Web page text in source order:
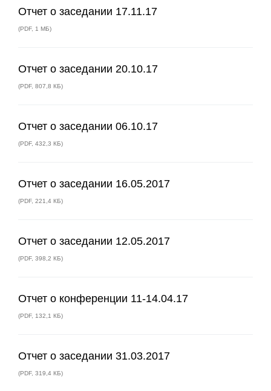
Отчет о заседании 17.11.17
(PDF, 1 МБ)
Отчет о заседании 20.10.17
(PDF, 807,8 КБ)
Отчет о заседании 06.10.17
(PDF, 432,3 КБ)
Отчет о заседании 16.05.2017
(PDF, 221,4 КБ)
Отчет о заседании 12.05.2017
(PDF, 398,2 КБ)
Отчет о конференции 11-14.04.17
(PDF, 132,1 КБ)
Отчет о заседании 31.03.2017
(PDF, 319,4 КБ)